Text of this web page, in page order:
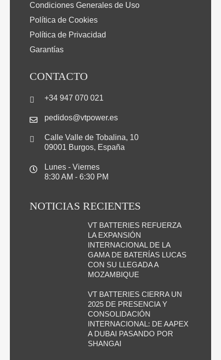
Condiciones Generales de Uso
Política de Cookies
Política de Privacidad
Garantías
CONTACTO
+34 947 070 021
pedidos@vtpower.es
Calle Valle de Tobalina, 10
09001 Burgos, España
Lunes - Viernes
8:30 AM - 6:30 PM
NOTICIAS RECIENTES
VT BATTERIES REFUERZA
LA EXPANSIÓN
INTERNACIONAL DE LA
GAMA DE BATERÍAS LUCAS
CON SU LLEGADA A
MOZAMBIQUE
VT BATTERIES CIERRA UN
2025 DE PRESENCIA Y
CONSOLIDACIÓN
INTERNACIONAL: DE AAPEX
A DUBAI PASANDO POR
SHANGAI